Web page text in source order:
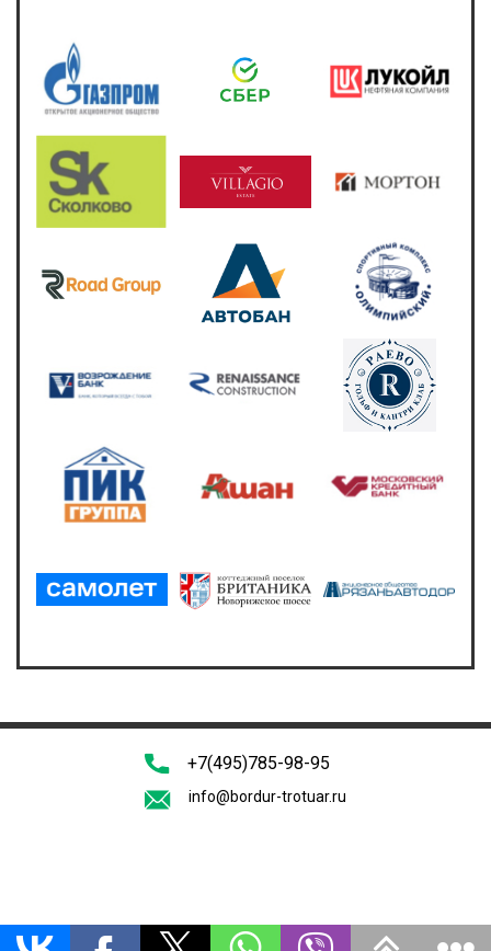
+7(495)785-98-95
info@bordur-trotuar.ru